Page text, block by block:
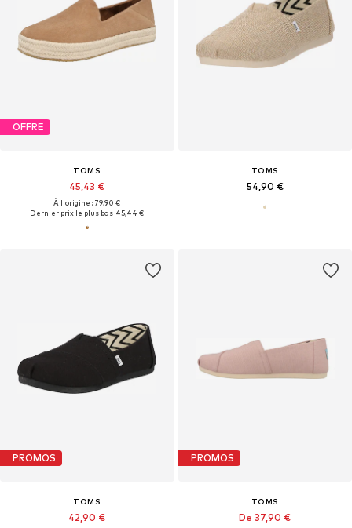
OFFRE
TOMS
45,43 €
À l'origine : 79,90 €
Dernier prix le plus bas :45,44 €
TOMS
54,90 €
PROMOS
TOMS
42,90 €
PROMOS
TOMS
De 37,90 €